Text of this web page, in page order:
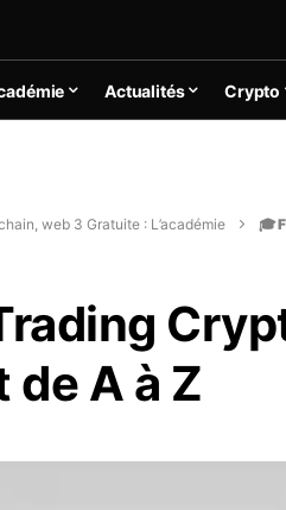
Actualités Crypto
web 3 Gratuite : L’académie
🎓
de A à Z